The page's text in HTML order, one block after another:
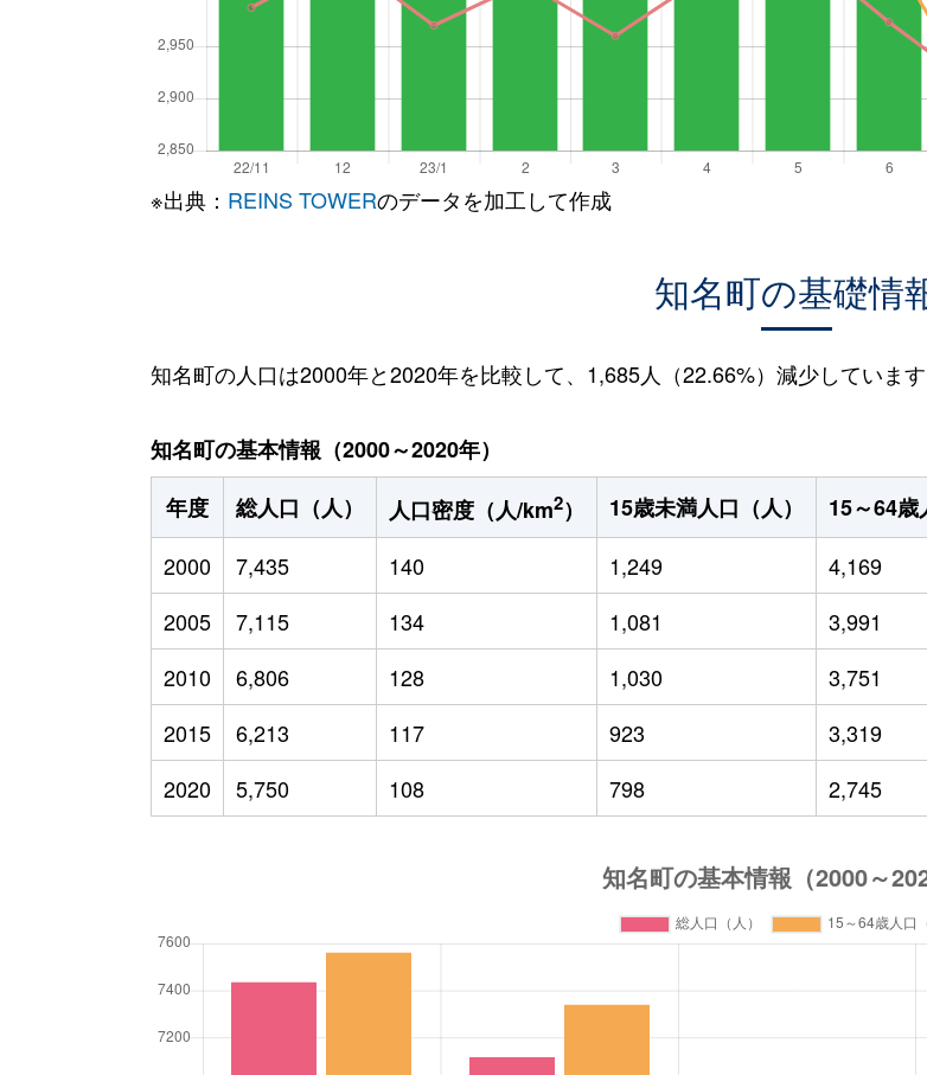
※出典： REINS TOWERのデータを加工して作成
知名町の基礎情
知名町の人口は2000年と2020年を比較して、1,685人（22.66%）減少しています
知名町の基本情報（2000～2020年）
年度
総人口（人） 人口密度（人/km2） 15歳未満人口（人） 15～64歳
2000
7,435 140 1,249 4,169
2005
7,115 134 1,081 3,991
2010
6,806 128 1,030 3,751
2015
6,213 117 923 3,319
2020
5,750 108 798 2,745